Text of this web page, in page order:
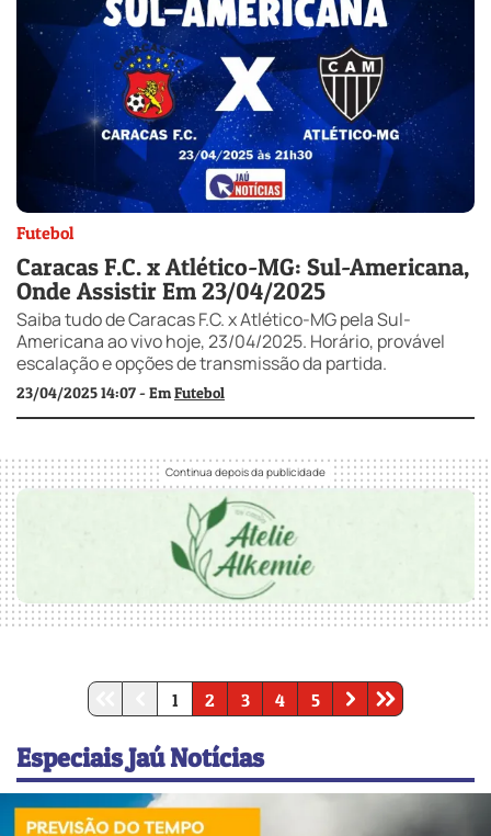
Futebol
Caracas F.C. x Atlético-MG: Sul-Americana,
Onde Assistir Em 23/04/2025
Saiba tudo de Caracas F.C. x Atlético-MG pela Sul-
Americana ao vivo hoje, 23/04/2025. Horário, provável
escalação e opções de transmissão da partida.
23/04/2025 14:07 - EmFutebol
1 2 3 4 5
Especiais Jaú Notícias